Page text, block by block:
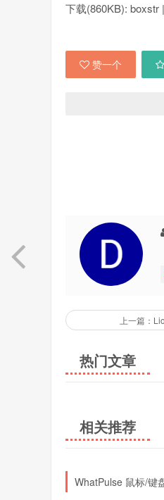
下载(860KB): boxstr
赞一个
上一篇：
热门文章
相关推荐
WhatPulse 鼠标/键